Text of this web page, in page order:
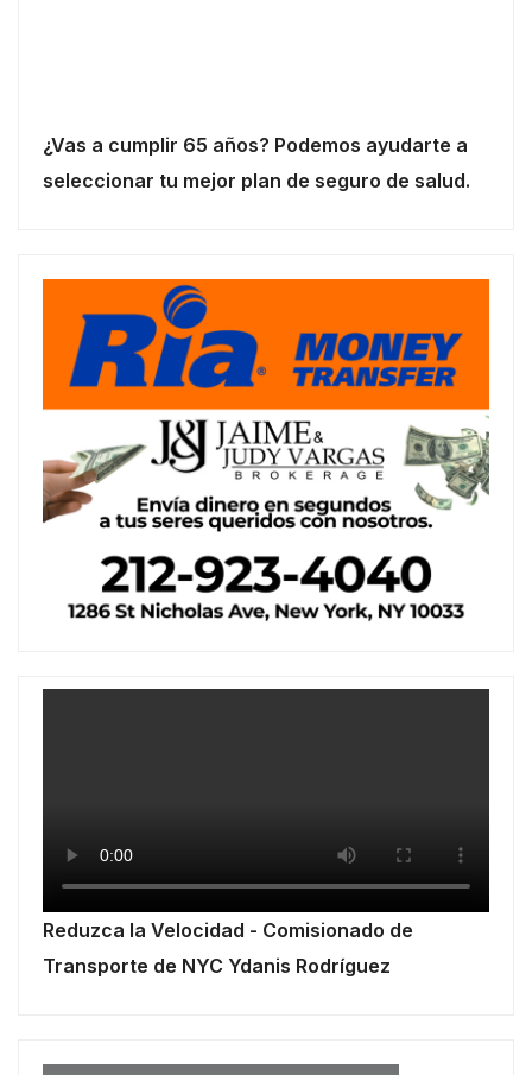
¿Vas a cumplir 65 años? Podemos ayudarte a
seleccionar tu mejor plan de seguro de salud.
Reduzca la Velocidad - Comisionado de
Transporte de NYC Ydanis Rodríguez